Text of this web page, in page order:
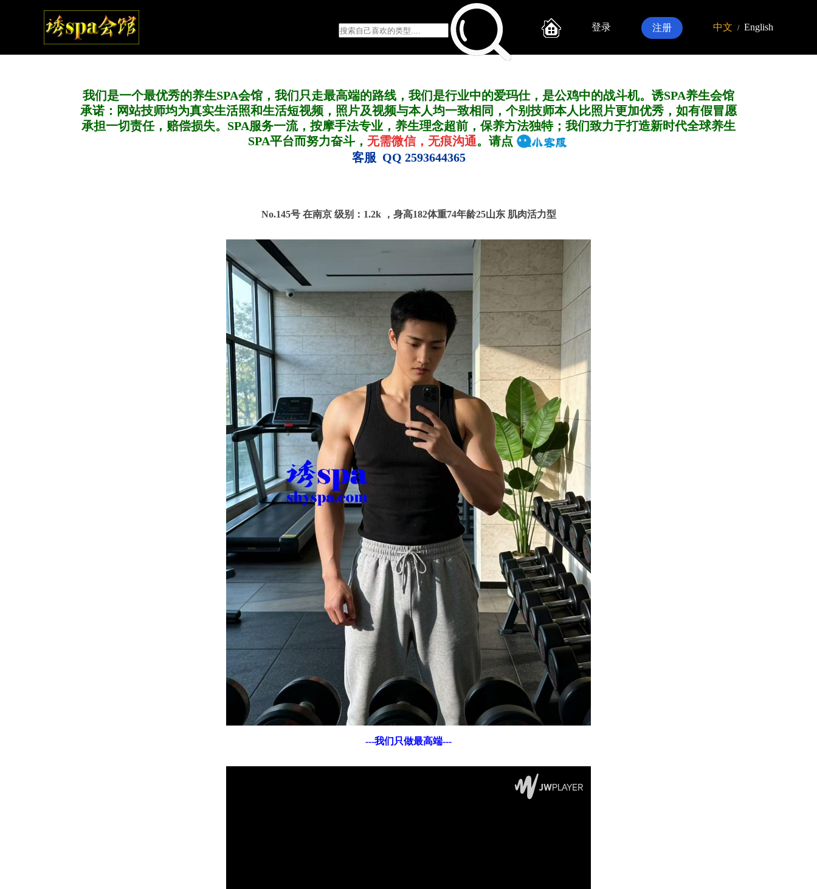
登录 注册 中文 / English
我们是一个最优秀的养生SPA会馆，我们只走最高端的路线，我们是行业中的爱玛仕，是公鸡中的战斗机。诱SPA养生会馆
承诺：网站技师均为真实生活照和生活短视频，照片及视频与本人均一致相同，个别技师本人比照片更加优秀，如有假冒愿
承担一切责任，赔偿损失。SPA服务一流，按摩手法专业，养生理念超前，保养方法独特；我们致力于打造新时代全球养生
SPA平台而努力奋斗， 无需微信，无痕沟通。请点
客服 QQ 2593644365
No.145号 在南京 级别：1.2k ， 身高182体重74年龄25山东 肌肉活力型
---我们只做最高端---